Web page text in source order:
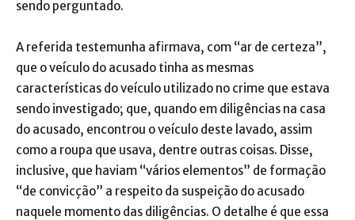
sendo perguntado.
A referida testemunha afirmava, com “ar de certeza”,
que o veículo do acusado tinha as mesmas
características do veículo utilizado no crime que estava
sendo investigado; que, quando em diligências na casa
do acusado, encontrou o veículo deste lavado, assim
como a roupa que usava, dentre outras coisas. Disse,
inclusive, que haviam “vários elementos” de formação
“de convicção” a respeito da suspeição do acusado
naquele momento das diligências. O detalhe é que essa